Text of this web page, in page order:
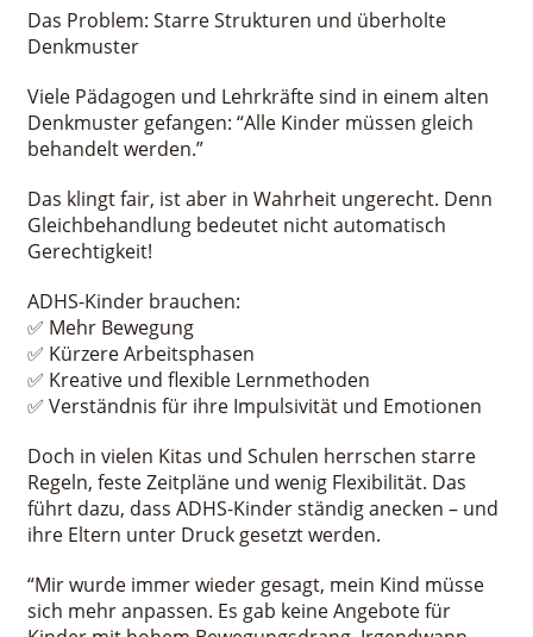
Das Problem: Starre Strukturen und überholte
Denkmuster
Viele Pädagogen und Lehrkräfte sind in einem alten
Denkmuster gefangen: “Alle Kinder müssen gleich
behandelt werden.”
Das klingt fair, ist aber in Wahrheit ungerecht. Denn
Gleichbehandlung bedeutet nicht automatisch
Gerechtigkeit!
ADHS-Kinder brauchen:
✅ Mehr Bewegung
✅ Kürzere Arbeitsphasen
✅ Kreative und flexible Lernmethoden
✅ Verständnis für ihre Impulsivität und Emotionen
Doch in vielen Kitas und Schulen herrschen starre
Regeln, feste Zeitpläne und wenig Flexibilität. Das
führt dazu, dass ADHS-Kinder ständig anecken – und
ihre Eltern unter Druck gesetzt werden.
“Mir wurde immer wieder gesagt, mein Kind müsse
sich mehr anpassen. Es gab keine Angebote für